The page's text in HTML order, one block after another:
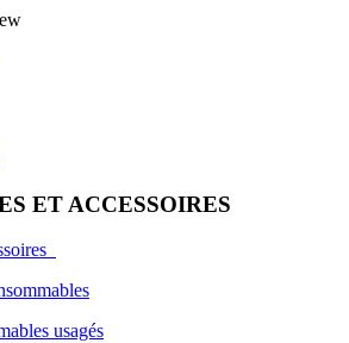
ET ACCESSOIRES
usagés